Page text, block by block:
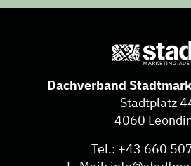
Dachverband
Stadtplatz
4060
Tel.: +43 660